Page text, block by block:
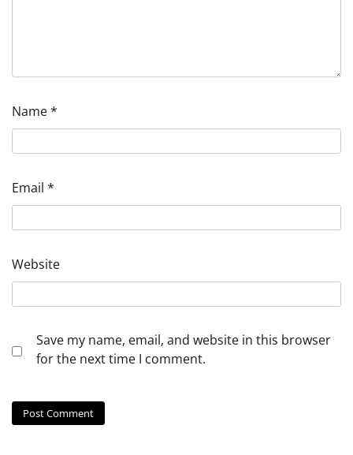
Name*
Email *
Website
Save my name, email, and website in this browser
for the next time I comment.